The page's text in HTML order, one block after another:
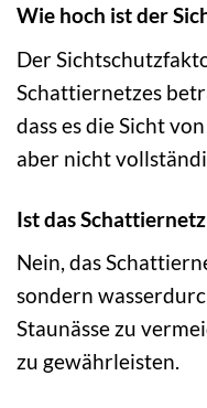
Wie hoch ist der
Der
Schattiernetzes
dass es die Sicht
aber nicht
Ist das
Nein, das
sondern
Staunässe zu
zu gewährleisten.